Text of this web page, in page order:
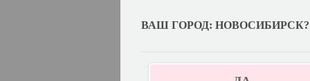
ВАШ ГОРОД: НОВОСИБИРСК?